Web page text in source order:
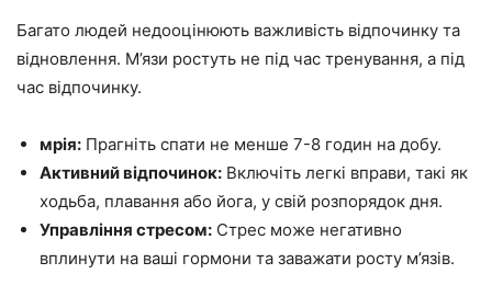
Багато людей недооцінюють важливість відпочинку та
відновлення. М’язи ростуть не під час тренування, а під
час відпочинку.
мрія: Прагніть спати не менше 7-8 годин на добу.
Активний відпочинок: Включіть легкі вправи, такі як
ходьба, плавання або йога, у свій розпорядок дня.
Управління стресом: Стрес може негативно
вплинути на ваші гормони та заважати росту м’язів.